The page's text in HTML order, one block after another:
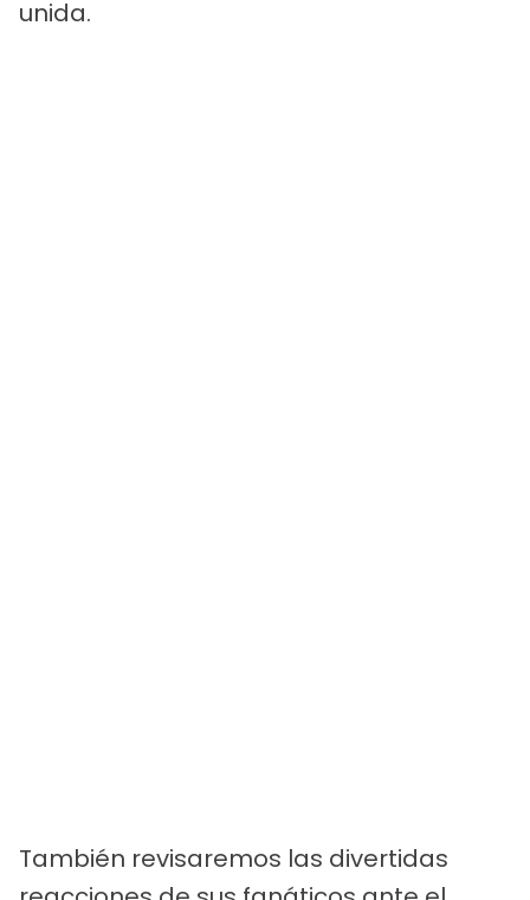
unida.
También revisaremos las divertidas